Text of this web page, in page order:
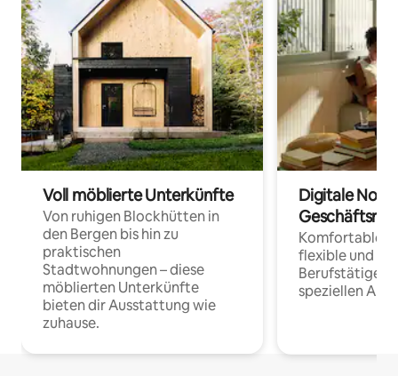
Voll möblierte Unterkünfte
Von ruhigen Blockhütten in
den Bergen bis hin zu
praktischen
Stadtwohnungen – diese
möblierten Unterkünfte
bieten dir Ausstattung wie
zuhause.
Digitale
Komfortable
flexible und
Berufstätige
speziellen